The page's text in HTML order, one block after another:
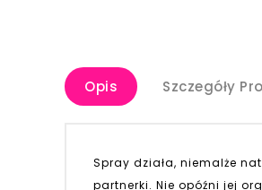
Opis Szczegóły
Spray działa, niemalże
partnerki. Nie opóźni jej